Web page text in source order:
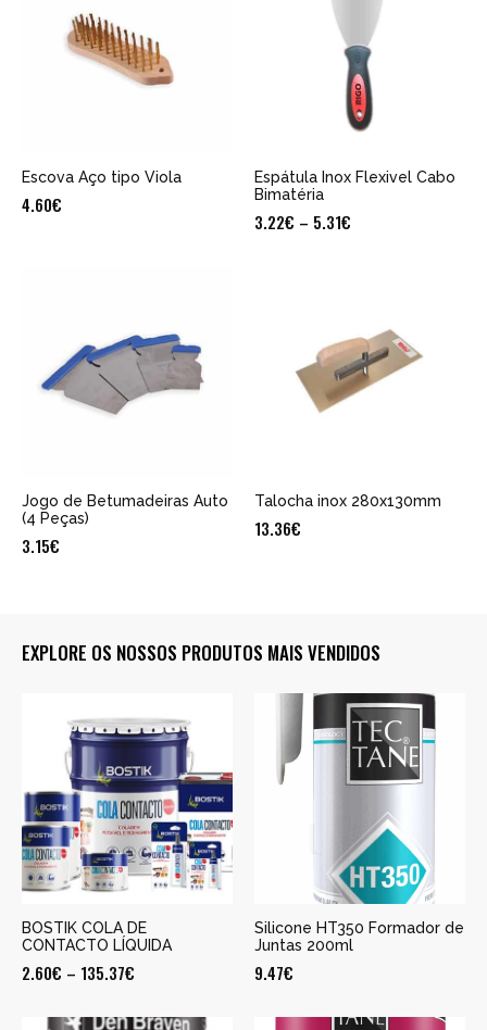
Escova Aço tipo Viola
4.60€
Espátula Inox Flexivel Cabo
Bimatéria
3.22€ – 5.31€
Jogo de Betumadeiras Auto
(4 Peças)
3.15€
Talocha inox 280x130mm
13.36€
EXPLORE OS NOSSOS PRODUTOS MAIS VENDIDOS
BOSTIK COLA DE
CONTACTO LÍQUIDA
2.60€ – 135.37€
Silicone HT350 Formador de
Juntas 200ml
9.47€